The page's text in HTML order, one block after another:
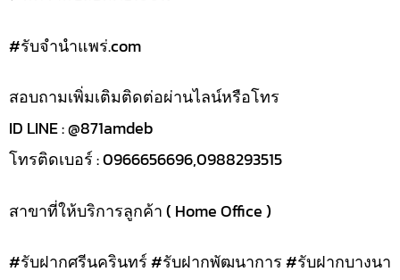
#รับจํานําแพร่.com
สอบถามเพิ่มเติมติดต่อผ่านไลน์หรือโทร
ID LINE : @871amdeb
โทรติดเบอร์ : 0966656696,0988293515
สาขาที่ให้บริการลูกค้า ( Home Office )
#รับฝากศรีนครินทร์ #รับฝากพัฒนาการ #รับฝากบางนา